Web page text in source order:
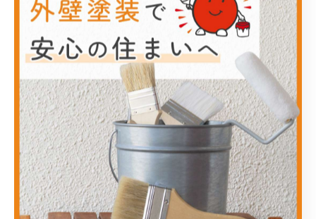
#クエ #クエ釣り #ヒラメ #クエ会 #牛臣 島原 釣り好き
< 前のページ 次のページ >
カテゴリー Categories